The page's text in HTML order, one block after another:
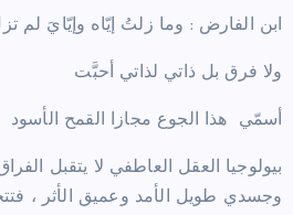
ابن الفارض : وما زلتُ إيّاه وإيّايَ لم
ولا فرق بل ذاتي لذاتي أحبَّت
أسمّي هذا الجوع مجازا القمح
بيولوجيا العقل العاطفي لا يتقبل
وجسدي طويل الأمد وعميق الأثر ،